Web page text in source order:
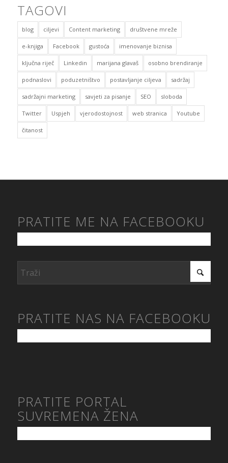
TAGOVI
blog ciljevi Content marketing društvene mreže
e-knjiga Facebook gustoća imenovanje biznisa
ključna riječ Linkedin marijana glavaš osobno brendiranje
podnaslovi poduzetništvo postavljanje ciljeva sadržaj
sadržajni marketing savjeti za pisanje SEO sloboda
Twitter Uspjeh vjerodostojnost web stranica Youtube
čitanost
PRATITE ME NA FACEBOOKU
PRATITE NAS NA FACEBOOKU
PRATITE PORTAL
SUVREMENA ŽENA